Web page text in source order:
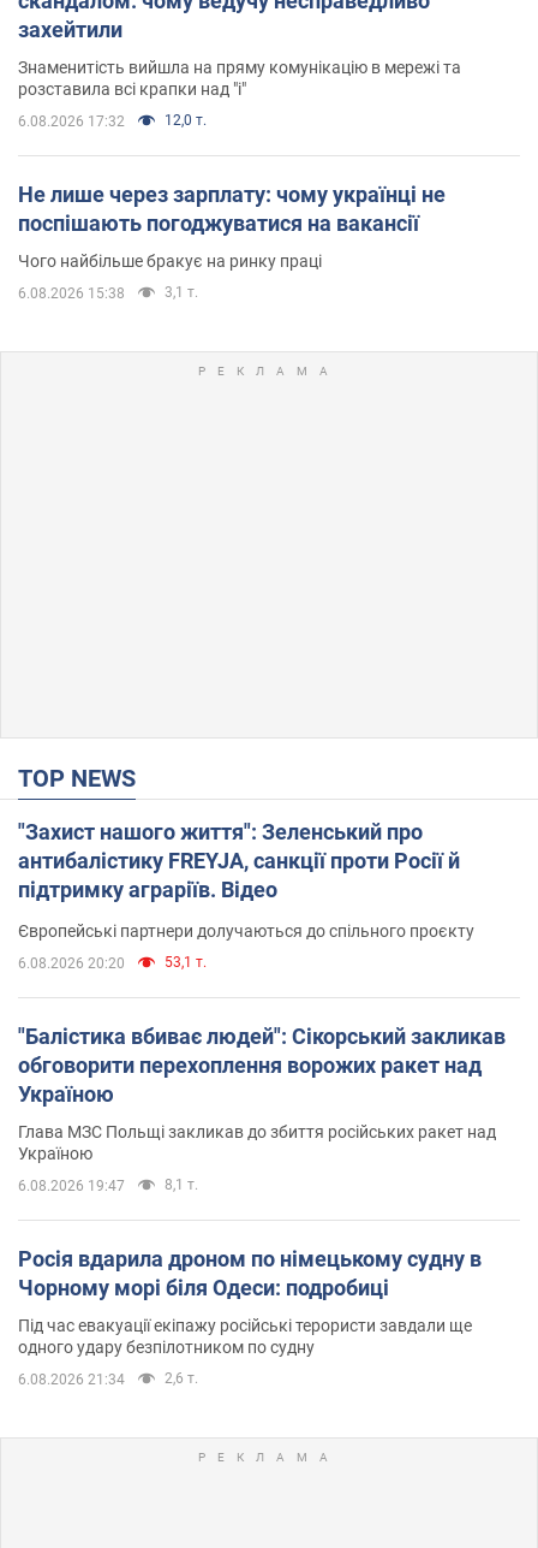
захейтили
Знаменитість вийшла на пряму комунікацію в мережі та
розставила всі крапки над "і"
6.08.2026 17:32 12,0 т.
Не лише через зарплату: чому українці не
поспішають погоджуватися на вакансії
Чого найбільше бракує на ринку праці
6.08.2026 15:38 3,1 т.
TOP NEWS
"Захист нашого життя": Зеленський про
антибалістику FREYJA, санкції проти Росії й
підтримку аграріїв. Відео
Європейські партнери долучаються до спільного проєкту
6.08.2026 20:20 53,1 т.
"Балістика вбиває людей": Сікорський закликав
обговорити перехоплення ворожих ракет над
Україною
Глава МЗС Польщі закликав до збиття російських ракет над
Україною
6.08.2026 19:47 8,1 т.
Росія вдарила дроном по німецькому судну в
Чорному морі біля Одеси: подробиці
Під час евакуації екіпажу російські терористи завдали ще
одного удару безпілотником по судну
6.08.2026 21:34 2,6 т.